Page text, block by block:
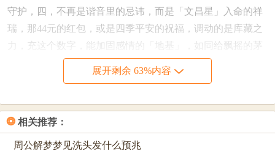
守护，四，不再是谐音里的忌讳，而是「文昌星」入命的祥
瑞，那44元的红包，或是四季平安的祝福，调动的是库藏之
力，充这个数字，能加固感情的「地基」，如同给飘摇的茅
屋加盖了四角的金顶，那它所到之处，邪祟不侵，小人难
近，这不只是是对现实的期许，更是对未来的郑重加持，愿
「五福临门」乃是命理中「五黄」大煞被感化后的吉兆。
展开剩余 63%内容
❂ 相关推荐：
周公解梦梦见洗头发什么预兆